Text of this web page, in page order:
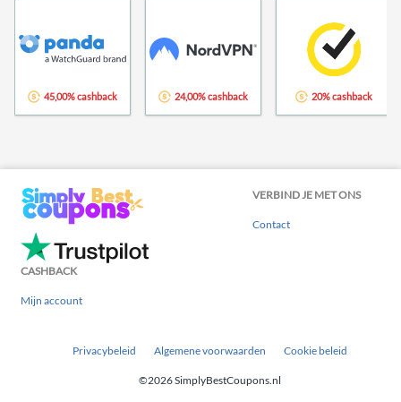
45,00% cashback 24,00% cashback 20% cashback
VERBIND JE MET ONS
Contact
CASHBACK
Mijn account
Privacybeleid Algemene voorwaarden Cookie beleid
©2026 SimplyBestCoupons.nl